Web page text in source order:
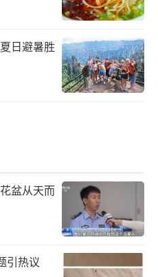
日避暑胜
盆从天而
引热议